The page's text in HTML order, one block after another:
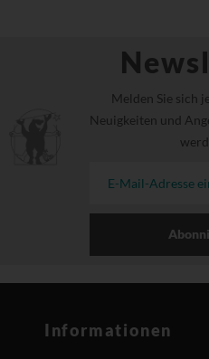
Melden Sie sich
Neuigkeiten und
Informationen